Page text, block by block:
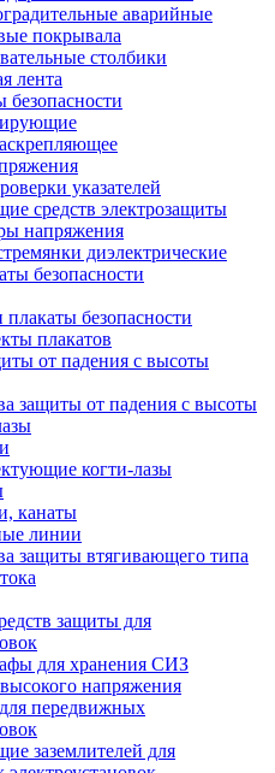
аварийные
покрывала
столбики
лента
безопасности
указателей
средств электрозащиты
напряжения
диэлектрические
безопасности
плакаты безопасности
плакатов
от падения с высоты
защиты от падения с высоты
когти-лазы
канаты
линии
защиты втягивающего типа
защиты для
для хранения СИЗ
напряжения
передвижных
заземлителей для